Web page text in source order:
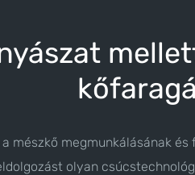
mészkő megmunkálásának
olyan